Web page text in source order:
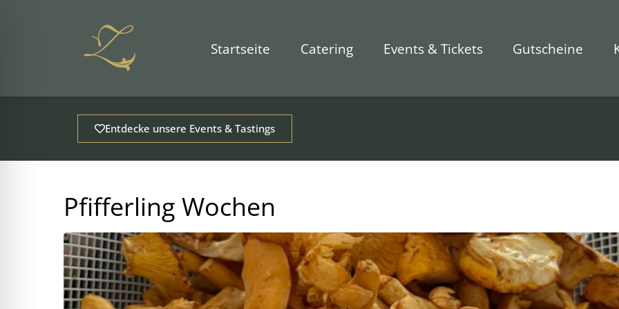
Startseite Catering Events & Tickets Gutscheine
Entdecke unsere Events & Tastings
Pfifferling Wochen